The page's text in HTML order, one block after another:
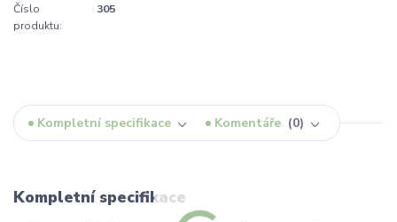
Číslo
produktu:
305
Kompletní specifikace Komentáře 0
Kompletní specifikace